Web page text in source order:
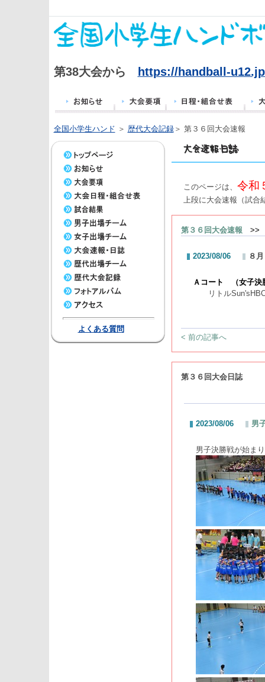
第38大会から https://handball-
全国小学生ハンド ＞ 歴代大会記録＞ 第３６回大会速報
よくある質問
このページは、 令和
上段に大会速報（試合
第３６回大会速報 >>
2023/08/06 ８
Ａコート （女子決
リトル
< 前の記事へ
第３６回大会日誌
2023/08/06 男
男子決勝戦が始ま